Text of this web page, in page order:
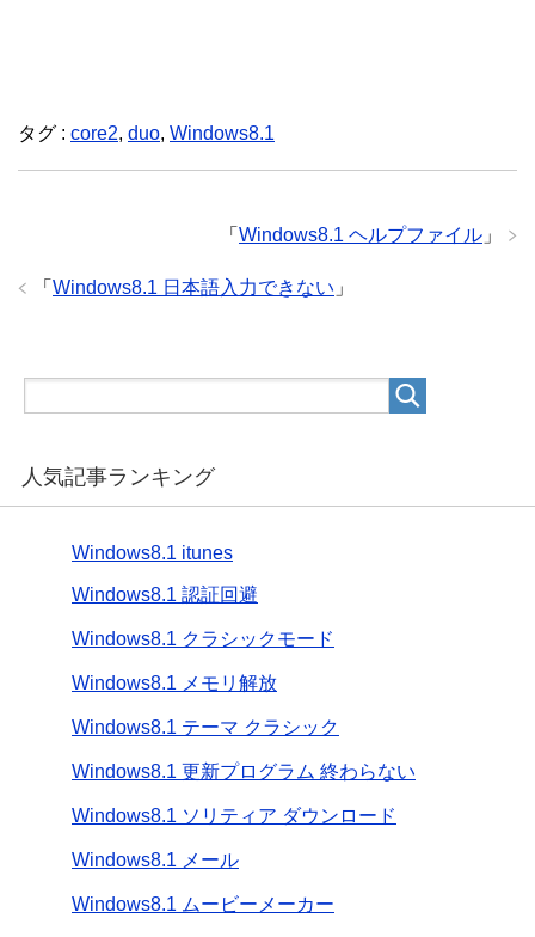
タグ : core2, duo, Windows8.1
「 Windows8.1 ヘルプファイル 」
「 Windows8.1 日本語入力できない 」
人気記事ランキング
Windows8.1 itunes
Windows8.1 認証回避
Windows8.1 クラシックモード
Windows8.1 メモリ解放
Windows8.1 テーマ クラシック
Windows8.1 更新プログラム 終わらない
Windows8.1 ソリティア ダウンロード
Windows8.1 メール
Windows8.1 ムービーメーカー